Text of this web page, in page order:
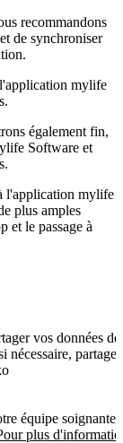
recommandons
de synchroniser
mylife
également fin,
Software et
l'application mylife
plus amples
et le passage à
vos données
nécessaire,
équipe
plus